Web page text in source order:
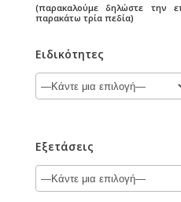
(παρακαλούμε δηλώστε την
παρακάτω τρία πεδία)
Ειδικότητες
Εξετάσεις